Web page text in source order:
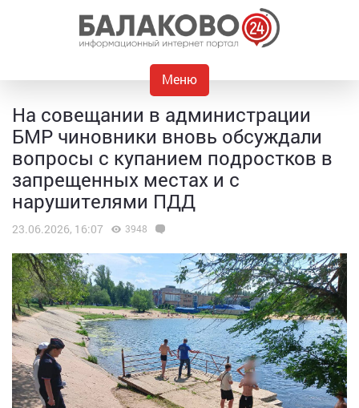
Меню
На совещании в администрации
БМР чиновники вновь обсуждали
вопросы с купанием подростков в
запрещенных местах и с
нарушителями ПДД
23.06.2026, 16:07 3948